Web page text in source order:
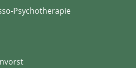
Psychotherapie